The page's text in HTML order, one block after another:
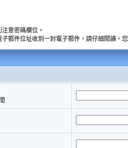
意密碼欄位。
郵件位址收到一封電子郵件，請仔細閱讀，